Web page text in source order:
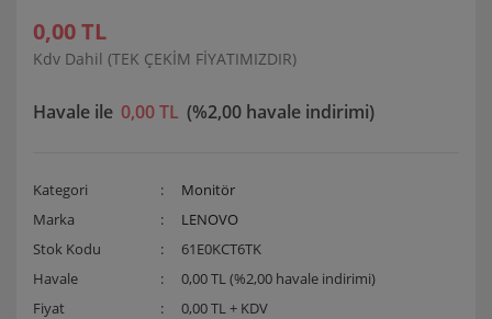
0,00 TL
Kdv Dahil (TEK ÇEKİM FİYATIMIZDIR)
Havale ile 0,00 TL (%2,00 havale indirimi)
Kategori
Monitör
Marka
LENOVO
Stok Kodu
61E0KCT6TK
Havale
0,00 TL (%2,00 havale indirimi)
Fiyat
0,00 TL + KDV